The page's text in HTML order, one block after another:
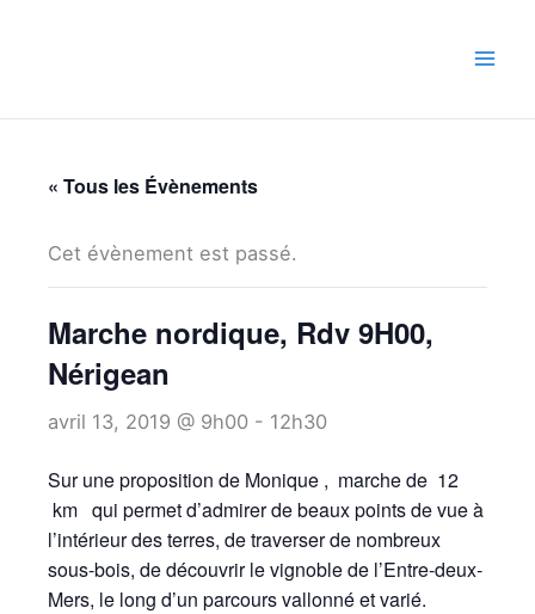
« Tous les Évènements
Cet évènement est passé.
Marche nordique, Rdv 9H00,
Nérigean
avril 13, 2019 @ 9h00 - 12h30
Sur une proposition de Monique , marche de 12
km qui permet d’admirer de beaux points de vue à
l’intérieur des terres, de traverser de nombreux
sous-bois, de découvrir le vignoble de l’Entre-deux-
Mers, le long d’un parcours vallonné et varié.